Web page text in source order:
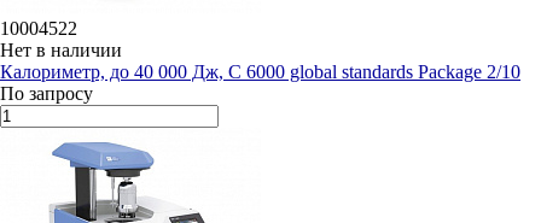
10004522
Нет в наличии
Калориметр, до 40 000 Дж, C 6000 global standards Package 2/10
По запросу